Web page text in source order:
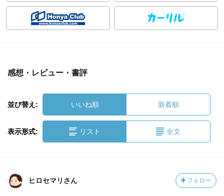
感想・レビュー・書評
並び替え: いいね順 新着順
表示形式: リスト 全文
ヒロセマリさん フォロー